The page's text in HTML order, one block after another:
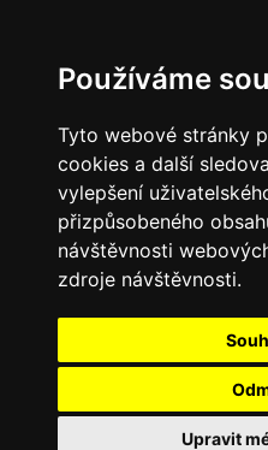
Používáme
Tyto webové stránky
cookies a další
vylepšení
přizpůsobeného
návštěvnosti
zdroje návštěvnosti.
Upravit